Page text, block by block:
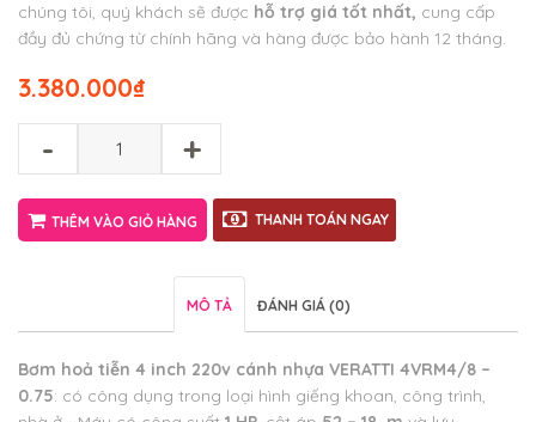
chúng tôi, quý khách sẽ được hỗ trợ giá tốt nhất, cung cấp
đầy đủ chứng từ chính hãng và hàng được bảo hành 12 tháng.
₫
3.380.000
- +
THÊM VÀO GIỎ HÀNG THANH TOÁN NGAY
MÔ TẢ ĐÁNH GIÁ (0)
Bơm hoả tiễn 4 inch 220v cánh nhựa VERATTI 4VRM4/8 –
0.75: có công dụng trong loại hình giếng khoan, công trình,